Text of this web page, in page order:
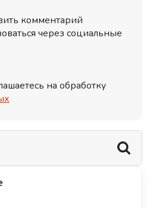
комментарий
через социальные
на обработку